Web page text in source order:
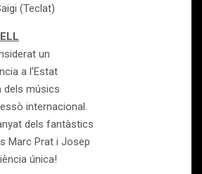
(Teclat)
un
a l’Estat
dels músics
internacional.
dels fantàstics
Marc Prat i Josep
única!